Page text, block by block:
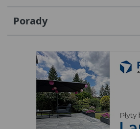
Porady